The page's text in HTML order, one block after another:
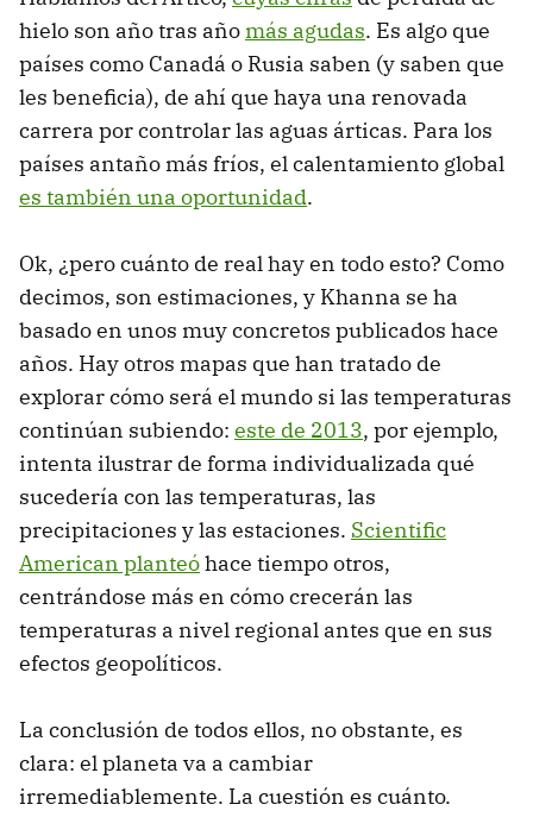
hielo son año tras añomás agudas. Es algo que
países como Canadá o Rusia saben (y saben que
les beneficia), de ahí que haya una renovada
carrera por controlar las aguas árticas. Para los
países antaño más fríos, el calentamiento global
es también una oportunidad.
Ok, ¿pero cuánto de real hay en todo esto? Como
decimos, son estimaciones, y Khanna se ha
basado en unos muy concretos publicados hace
años. Hay otros mapas que han tratado de
explorar cómo será el mundo si las temperaturas
continúan subiendo: este de 2013, por ejemplo,
intenta ilustrar de forma individualizada qué
sucedería con las temperaturas, las
precipitaciones y las estaciones. Scientific
American planteóhace tiempo otros,
centrándose más en cómo crecerán las
temperaturas a nivel regional antes que en sus
efectos geopolíticos.
La conclusión de todos ellos, no obstante, es
clara: el planeta va a cambiar
irremediablemente. La cuestión es cuánto.